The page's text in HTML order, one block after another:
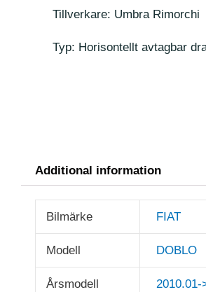
Tillverkare: Umbra Rimorchi
Typ: Horisontellt avtagbar
Additional information
Bilmärke FIAT
Modell DOBLO
Årsmodell 2010.01-